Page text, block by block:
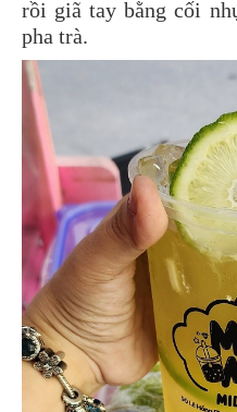
rồi giã tay bằng cối
pha trà.